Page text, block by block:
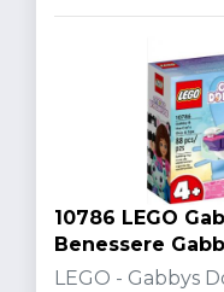
10786 LEGO
Benessere
LEGO - Gabbys